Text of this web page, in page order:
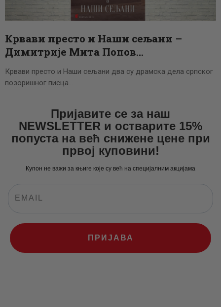
ЦЕНОВНИК
ПИСМО
Крвави престо и Наши сељани –
Димитрије Мита Попов…
Крвави престо и Наши сељани два су драмска дела српског
позоришног писца…
Пријавите се за наш
NEWSLETTER и остварите 15%
попуста на већ снижене цене при
првој куповини!
Купон не важи за књиге које су већ на специјалним акцијама
ПРИЈАВА